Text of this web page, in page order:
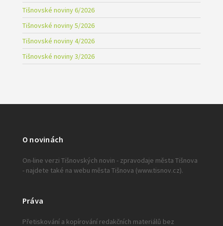
Tišnovské noviny 6/2026
Tišnovské noviny 5/2026
Tišnovské noviny 4/2026
Tišnovské noviny 3/2026
O novinách
On-line verzi Tišnovských novin - zpravodaje města Tišnova
- najdete také na webu města Tišnova (www.tisnov.cz).
Práva
Přetiskování a kopírování redakčních materiálů bez